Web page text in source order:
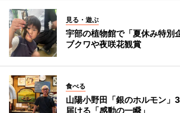
見る・遊ぶ
宇部の植物館で「夏休み特
ブクワや夜咲花観賞
食べる
山陽小野田「銀のホルモン
届ける「感動の一瞬」